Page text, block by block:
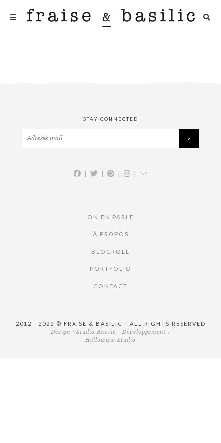
STAY CONNECTED
| | | |
ON EN PARLE
À PROPOS
BLOGROLL
PORTFOLIO
CONTACT
2012 - 2022 © FRAISE & BASILIC - ALL RIGHTS RESERVED
Design : Studio Basilic - Développement :
Hellowww Studio